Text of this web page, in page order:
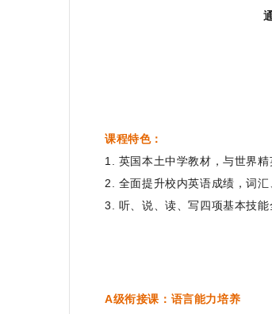
课程特色：
1. 英国本土中学教材，与世界精
2. 全面提升校内英语成绩，词汇
3. 听、说、读、写四项基本技能
A级衔接课：语言能力培养